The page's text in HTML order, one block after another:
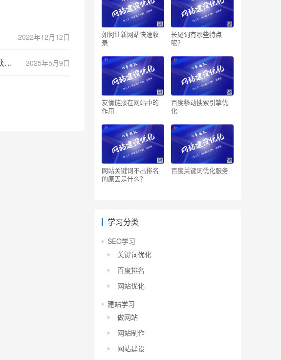
2022年12月12日
2025年5月9日
行业动态网页设计是为人们快速获取信息服务的
如何让新网站快速收
录
长尾词有哪些特点
呢？
友情链接在网站中的
作用
百度移动搜索引擎优
化
网站关键词不出排名
的原因是什么？
百度关键词优化服务
学习分类
SEO学习
关键词优化
百度排名
网站优化
建站学习
做网站
网站制作
网站建设